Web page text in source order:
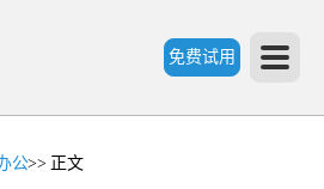
免费试用
公>> 正文